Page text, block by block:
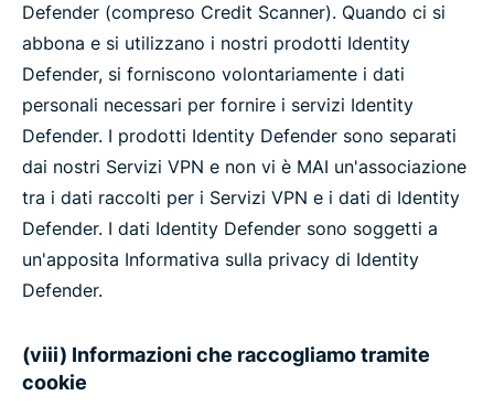
Defender (compreso Credit Scanner). Quando ci si
abbona e si utilizzano i nostri prodotti Identity
Defender, si forniscono volontariamente i dati
personali necessari per fornire i servizi Identity
Defender. I prodotti Identity Defender sono separati
dai nostri Servizi VPN e non vi è MAI un'associazione
tra i dati raccolti per i Servizi VPN e i dati di Identity
Defender. I dati Identity Defender sono soggetti a
un'apposita Informativa sulla privacy di Identity
Defender.
(viii) Informazioni che raccogliamo tramite
cookie